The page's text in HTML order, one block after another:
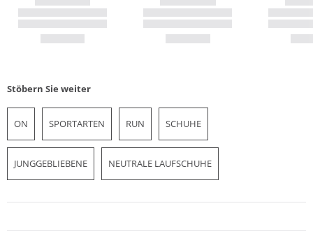
Stöbern Sie weiter
ON SPORTARTEN RUN SCHUHE
JUNGGEBLIEBENE NEUTRALE LAUFSCHUHE